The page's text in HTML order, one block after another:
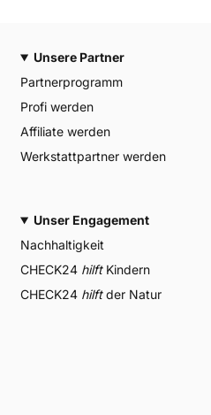
Unsere Partner
Partnerprogramm
Profi werden
Affiliate werden
Werkstattpartner werden
Unser Engagement
Nachhaltigkeit
CHECK24 hilftKindern
CHECK24 hilftder Natur